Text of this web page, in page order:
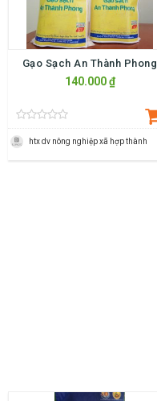
Gạo Sạch An Thành Phong
140.000 ₫
htx dv nông nghiệp xã hợp thành